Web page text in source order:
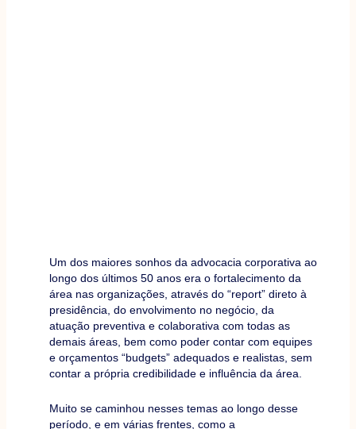
Um dos maiores sonhos da advocacia corporativa ao
longo dos últimos 50 anos era o fortalecimento da
área nas organizações, através do “report” direto à
presidência, do envolvimento no negócio, da
atuação preventiva e colaborativa com todas as
demais áreas, bem como poder contar com equipes
e orçamentos “budgets” adequados e realistas, sem
contar a própria credibilidade e influência da área.
Muito se caminhou nesses temas ao longo desse
período, e em várias frentes, como a